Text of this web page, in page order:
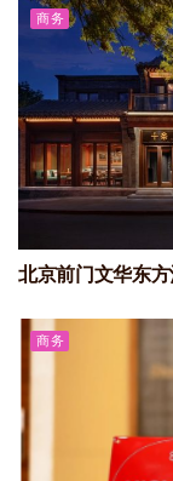
商务
北京前门文华东
商务